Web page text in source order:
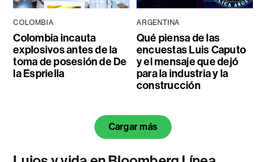
COLOMBIA
Colombia incauta
explosivos antes de la
toma de posesión de De
la Espriella
ARGENTINA
Qué piensa de las
encuestas Luis Caputo
y el mensaje que dejó
para la industria y la
construcción
Cargar más